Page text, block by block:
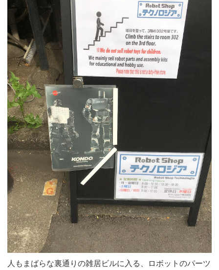
人もまばらな裏通りの雑居ビルに入る、ロボットのパーツ